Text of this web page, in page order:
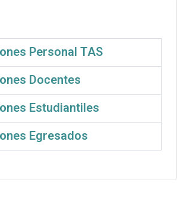
Personal TAS
Docentes
Estudiantiles
Egresados